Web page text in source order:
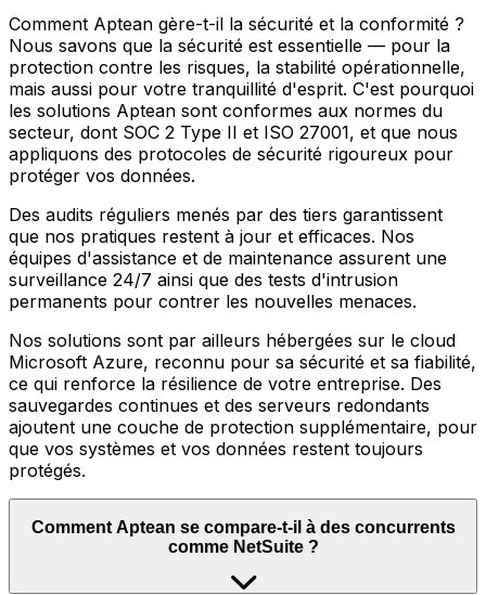
Comment Aptean gère-t-il la sécurité et la conformité ?
Nous savons que la sécurité est essentielle — pour la
protection contre les risques, la stabilité opérationnelle,
mais aussi pour votre tranquillité d'esprit. C'est pourquoi
les solutions Aptean sont conformes aux normes du
secteur, dont SOC 2 Type II et ISO 27001, et que nous
appliquons des protocoles de sécurité rigoureux pour
protéger vos données.
Des audits réguliers menés par des tiers garantissent
que nos pratiques restent à jour et efficaces. Nos
équipes d'assistance et de maintenance assurent une
surveillance 24/7 ainsi que des tests d'intrusion
permanents pour contrer les nouvelles menaces.
Nos solutions sont par ailleurs hébergées sur le cloud
Microsoft Azure, reconnu pour sa sécurité et sa fiabilité,
ce qui renforce la résilience de votre entreprise. Des
sauvegardes continues et des serveurs redondants
ajoutent une couche de protection supplémentaire, pour
que vos systèmes et vos données restent toujours
protégés.
Comment Aptean se compare-t-il à des concurrents
comme NetSuite ?